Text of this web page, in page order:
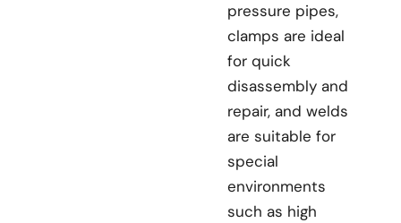
pressure pipes,
clamps are ideal
for quick
disassembly and
repair, and welds
are suitable for
special
environments
such as high